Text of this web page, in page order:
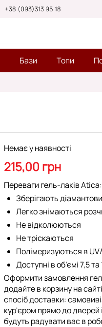
+38 (093)313 95 18
Бази Топи
Немає у наявності
215,00 грн
Переваги гель-лаків Atica:
Зберігають
Легко знімаються
Не відколюються
Не тріскаються
Полімеризуються в
Доступні в об’ємі 7,5 та
Оформити замовлення
додайте в корзину на
спосіб доставки:
кур'єром прямо до дверей
будуть радувати вас в